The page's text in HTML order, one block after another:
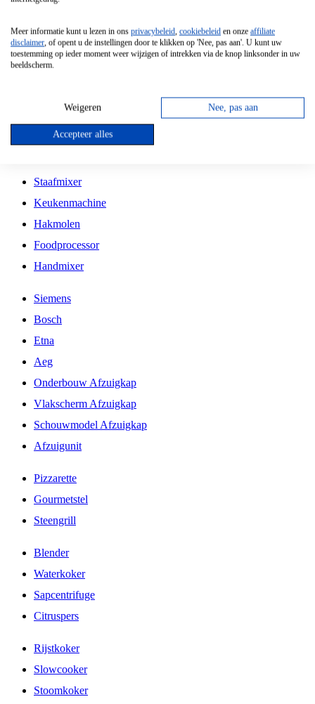
Vrijstaande Magnetron
Vrijstaande Kookplaat
Inbouw Gaskookplaat
Inbouw Keramische Kookplaat
Kookplaat Accessoires
Staafmixer
Keukenmachine
Hakmolen
Foodprocessor
Handmixer
Siemens
Bosch
Etna
Aeg
Onderbouw Afzuigkap
Vlakscherm Afzuigkap
Schouwmodel Afzuigkap
Afzuigunit
Pizzarette
Gourmetstel
Steengrill
Blender
Waterkoker
Sapcentrifuge
Citruspers
Rijstkoker
Slowcooker
Stoomkoker
Meer informatie kunt u lezen in ons privacybeleid, cookiebeleid en onze affiliate
disclaimer, of opent u de instellingen door te klikken op 'Nee, pas aan'. U kunt uw
toestemming op ieder moment weer wijzigen of intrekken via de knop linksonder in uw
beeldscherm.
Weigeren Nee, pas aan
Accepteer alles